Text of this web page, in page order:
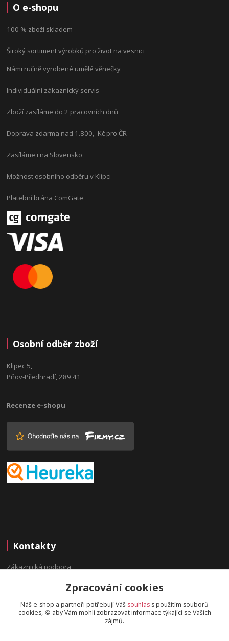
O e-shopu
100 % zboží skladem
Široký sortiment výrobků pro život na vesnici
Námi ručně vyrobené umělé věnečky
Individuální zákaznický servis
Zboží zasíláme do 2 pracovních dnů
Doprava zdarma nad 1.800,- Kč pro ČR
Zasíláme i na Slovensko
Možnost osobního odběru v Klipci
Platební brána ComGate
Osobní odběr zboží
Klipec 5,
Pňov-Předhradí, 289 41
Recenze e-shopu
Kontakty
Zákaznická podpora
info@bydleninavesnici.czZpracování cookies
Náš e-shop a partneři potřebují Váš souhlas s použitím souborů
cookies, 🍪 aby Vám mohli zobrazovat informace týkající se Vašich
zájmů.